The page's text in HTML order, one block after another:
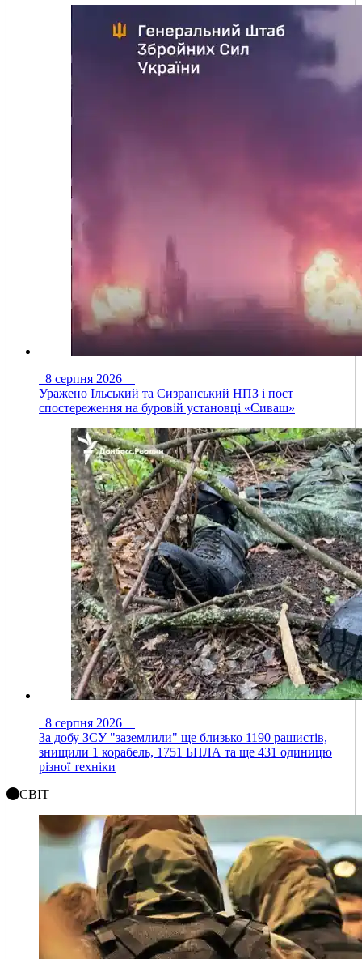
8 серпня 2026
Уражено Ільський та Сизранський НПЗ і пост
спостереження на буровій установці «Сиваш»
8 серпня 2026
За добу ЗСУ "заземлили" ще близько 1190 рашистів,
знищили 1 корабель, 1751 БПЛА та ще 431 одиницю
різної техніки
СВІТ